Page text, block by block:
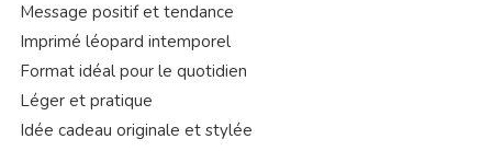
Message positif et tendance
Imprimé léopard intemporel
Format idéal pour le quotidien
Léger et pratique
Idée cadeau originale et stylée